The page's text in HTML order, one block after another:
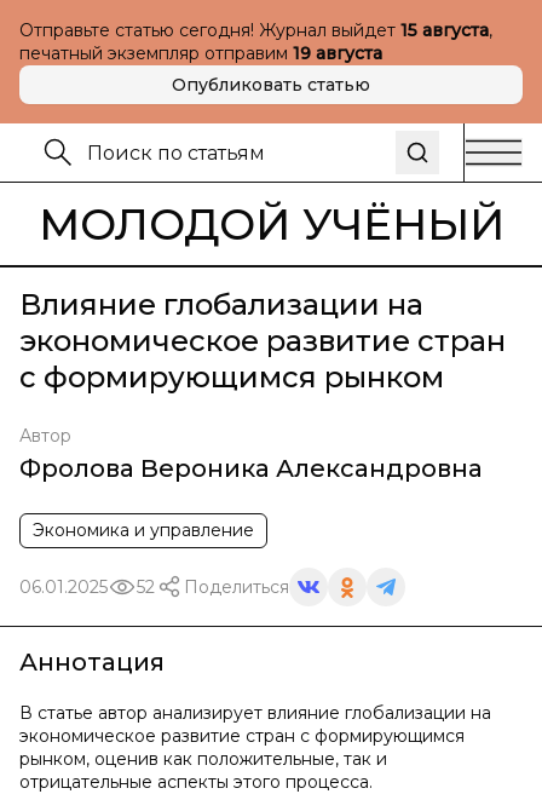
Отправьте статью сегодня! Журнал выйдет 15 августа,
печатный экземпляр отправим 19 августа
Опубликовать статью
МОЛОДОЙ УЧЁНЫЙ
Влияние глобализации на
экономическое развитие стран
с формирующимся рынком
Автор
Фролова Вероника Александровна
Экономика и управление
06.01.2025 52 Поделиться
Аннотация
В статье автор анализирует влияние глобализации на
экономическое развитие стран с формирующимся
рынком, оценив как положительные, так и
отрицательные аспекты этого процесса.